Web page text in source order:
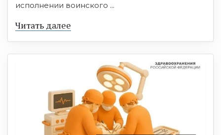
исполнении воинского ...
Читать далее